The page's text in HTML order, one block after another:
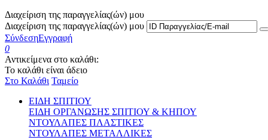
Διαχείριση της παραγγελίας(ών) μου
Διαχείριση της παραγγελίας(ών) μου
ΣύνδεσηΕγγραφή
0
Αντικείμενα στο καλάθι:
Το καλάθι είναι άδειο
Στο Καλάθι Ταμείο
ΕΙΔΗ ΣΠΙΤΙΟΥ
ΕΙΔΗ ΟΡΓΑΝΩΣΗΣ ΣΠΙΤΙΟΥ & ΚΗΠΟΥ
ΝΤΟΥΛΑΠΕΣ ΠΛΑΣΤΙΚΕΣ
ΝΤΟΥΛΑΠΕΣ ΜΕΤΑΛΛΙΚΕΣ